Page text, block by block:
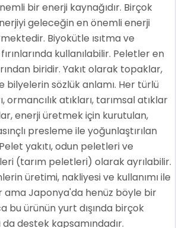
bir enerji kaynağıdır. Birçok
geleceğin en önemli enerji
Biyokütle ısıtma ve
kullanılabilir. Peletler en
biridir. Yakıt olarak topaklar,
bilyelerin sözlük anlamı. Her türlü
ormancılık atıkları, tarımsal atıklar
enerji üretmek için kurutulan,
presleme ile yoğunlaştırılan
yakıtı, odun peletleri ve
(tarım peletleri) olarak ayrılabilir.
üretimi, nakliyesi ve kullanımı ile
Japonya'da henüz böyle bir
bu ürünün yurt dışında birçok
da destek kapsamındadır.